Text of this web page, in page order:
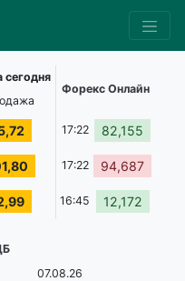
сегодня
Форекс Онлайн
17:22 82,155
17:22 94,687
16:45 12,172
07.08.26